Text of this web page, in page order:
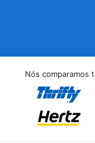
Nós comparamos